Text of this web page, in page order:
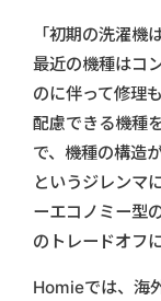
「初期の洗濯機
最近の機種はコ
のに伴って修理
配慮できる機種
で、機種の構造
というジレンマ
ーエコノミー型
のトレードオフ
Homieでは、海